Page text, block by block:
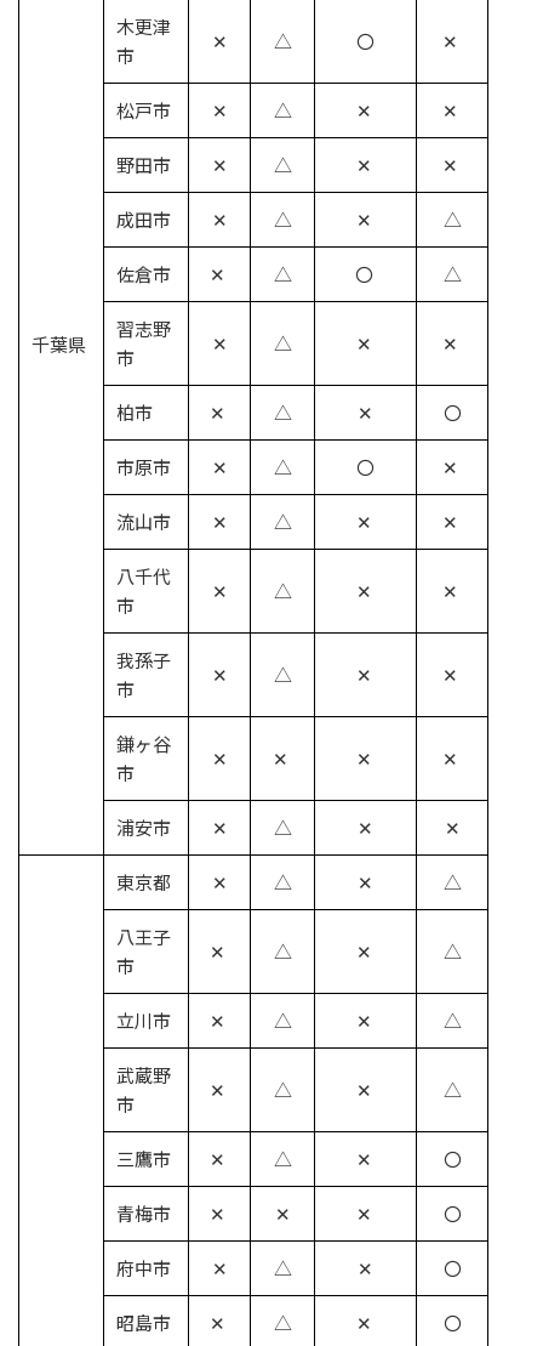
千葉県
木更津
市
✕ △ 〇 ✕
松戸市 ✕ △ ✕ ✕
野田市 ✕ △ ✕ ✕
成田市 ✕ △ ✕ △
佐倉市 ✕ △ 〇 △
習志野
市
✕ △ ✕ ✕
柏市 ✕ △ ✕ 〇
市原市 ✕ △ 〇 ✕
流山市 ✕ △ ✕ ✕
八千代
市
✕ △ ✕ ✕
我孫子
市
✕ △ ✕ ✕
鎌ヶ谷
市
✕ ✕ ✕ ✕
浦安市 ✕ △ ✕ ✕
東京都 ✕ △ ✕ △
八王子
市
✕ △ ✕ △
立川市 ✕ △ ✕ △
武蔵野
市
✕ △ ✕ △
三鷹市 ✕ △ ✕ 〇
青梅市 ✕ ✕ ✕ 〇
府中市 ✕ △ ✕ 〇
昭島市 ✕ △ ✕ 〇